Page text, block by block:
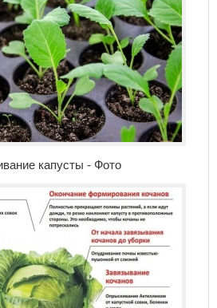
капусты - Фото